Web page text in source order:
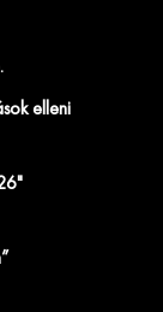
elleni